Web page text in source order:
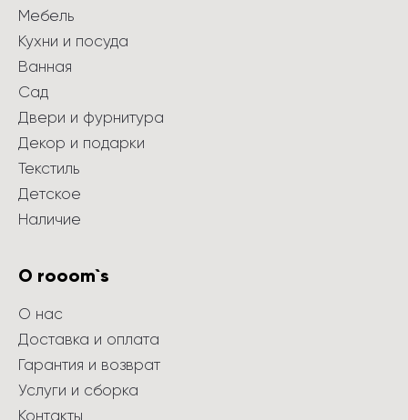
Мебель
Кухни и посуда
Ванная
Сад
Двери и фурнитура
Декор и подарки
Текстиль
Детское
Наличие
О rooom`s
О нас
Доставка и оплата
Гарантия и возврат
Услуги и сборка
Контакты